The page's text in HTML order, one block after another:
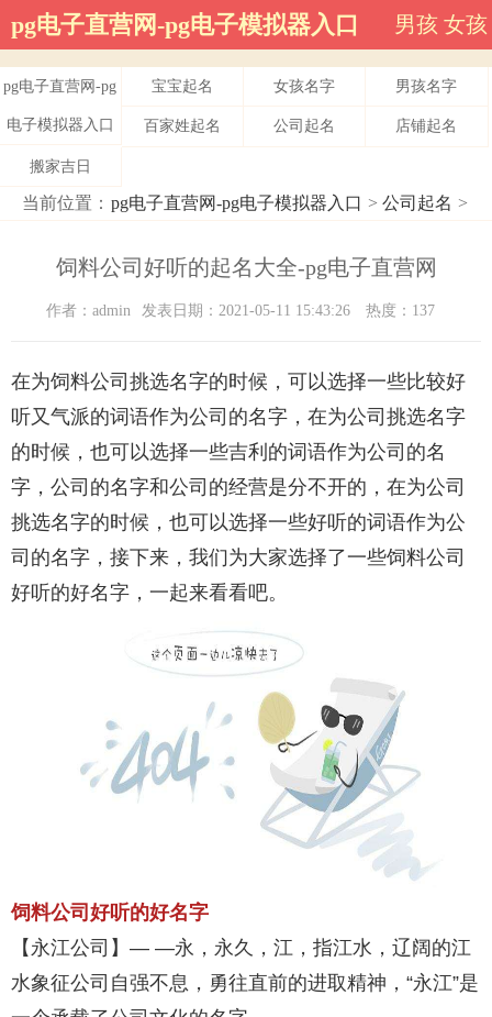
pg电子直营网-pg电子模拟器入口 男孩 女孩
pg电子直营网-pg
电子模拟器入口
宝宝起名 女孩名字 男孩名字
百家姓起名 公司起名 店铺起名
搬家吉日
当前位置： pg电子直营网-pg电子模拟器入口 > 公司起名 >
饲料公司好听的起名大全-pg电子直营网
作者：admin 发表日期：2021-05-11 15:43:26 热度：137
在为饲料公司挑选名字的时候，可以选择一些比较好
听又气派的词语作为公司的名字，在为公司挑选名字
的时候，也可以选择一些吉利的词语作为公司的名
字，公司的名字和公司的经营是分不开的，在为公司
挑选名字的时候，也可以选择一些好听的词语作为公
司的名字，接下来，我们为大家选择了一些饲料公司
好听的好名字，一起来看看吧。
饲料公司好听的好名字
【永江公司】— —永，永久，江，指江水，辽阔的江
水象征公司自强不息，勇往直前的进取精神，“永江”是